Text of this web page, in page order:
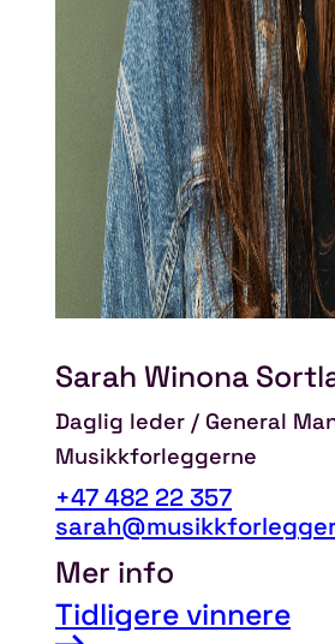
Sarah Winona
Daglig leder / General
Musikkforleggerne
+47 482 22 357
Mer info
Tidligere vinnere